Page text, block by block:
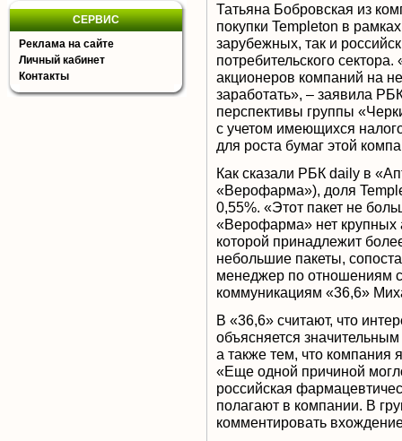
СЕРВИС
Реклама на сайте
Личный кабинет
Контакты
Татьяна Бобровская из
покупки Templeton в
зарубежных, так и
потребительского
акционеров компаний на
заработать», – заявила
перспективы группы
с учетом имеющихся
для роста бумаг этой
Как сказали РБК daily в
«Верофарма»), доля
0,55%. «Этот пакет не
«Верофарма» нет крупных
которой принадлежит
небольшие пакеты,
менеджер по отношениям
коммуникациям «36,6»
В «36,6» считают, что
объясняется
а также тем, что компания
«Еще одной причиной
российская
полагают в компании. В
комментировать